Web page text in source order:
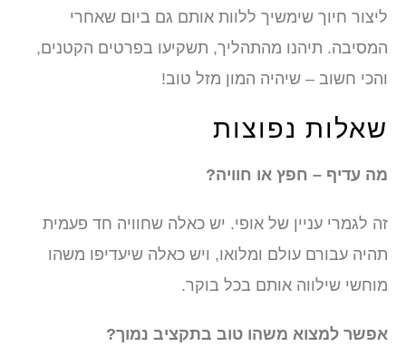
ליצור חיוך שימשיך ללוות אותם גם ביום שאחרי
המסיבה. תיהנו מהתהליך, תשקיעו בפרטים הקטנים,
והכי חשוב – שיהיה המון מזל טוב!
שאלות נפוצות
מה עדיף – חפץ או חוויה?
זה לגמרי עניין של אופי. יש כאלה שחוויה חד פעמית
תהיה עבורם עולם ומלואו, ויש כאלה שיעדיפו משהו
מוחשי שילווה אותם בכל בוקר.
אפשר למצוא משהו טוב בתקציב נמוך?